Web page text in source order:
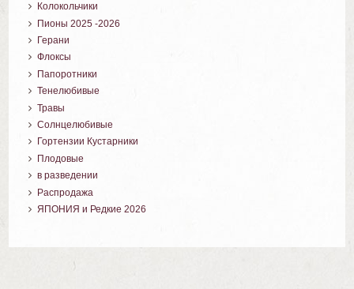
Колокольчики
Пионы 2025 -2026
Герани
Флоксы
Папоротники
Тенелюбивые
Травы
Солнцелюбивые
Гортензии Кустарники
Плодовые
в разведении
Распродажа
ЯПОНИЯ и Редкие 2026